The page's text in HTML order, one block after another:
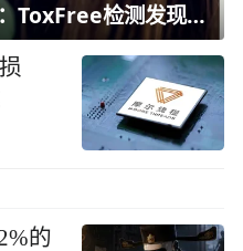
81款主流耳机全军覆没：ToxFree检测发现均含对人体有害化学物质
的